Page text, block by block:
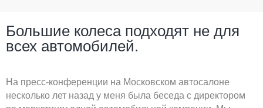
Большие колеса подходят не для
всех автомобилей.
На пресс-конференции на Московском автосалоне
несколько лет назад у меня была беседа с директором